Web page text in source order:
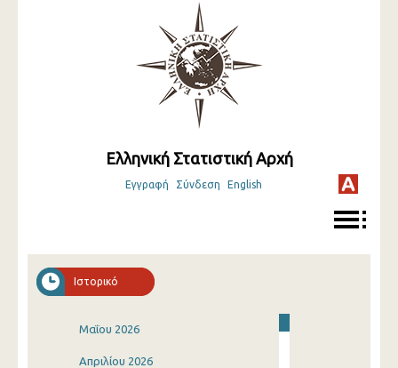
Ελληνική Στατιστική Αρχή
Εγγραφή Σύνδεση English
Ιστορικό
Μαΐου 2026
Απριλίου 2026